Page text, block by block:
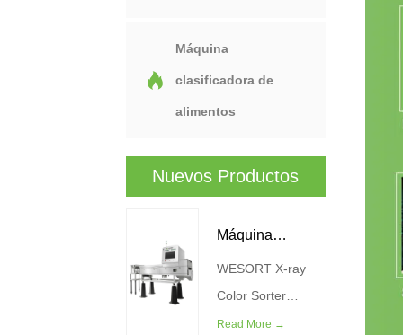
Máquina
clasificadora de
alimentos
Nuevos Productos
Máquina
Clasificadora De
WESORT X-ray
Color Sorter
Machine combina
Read More →